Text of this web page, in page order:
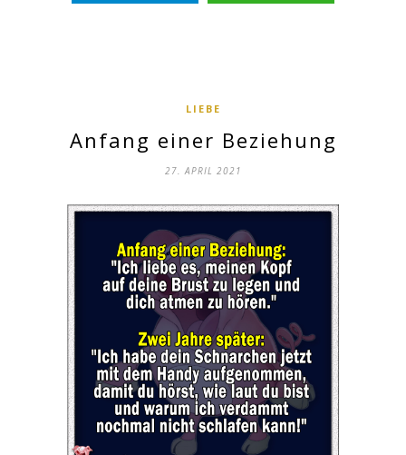
LIEBE
Anfang einer Beziehung
27. APRIL 2021